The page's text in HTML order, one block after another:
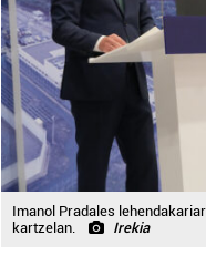
Imanol Pradales
kartzelan.
Irekia